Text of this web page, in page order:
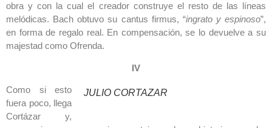
obra y con la cual el creador construye el resto de las líneas
melódicas. Bach obtuvo su cantus firmus, “ingrato y espinoso”,
en forma de regalo real. En compensación, se lo devuelve a su
majestad como Ofrenda.
IV
JULIO CORTAZAR
Como si esto
fuera poco, llega
Cortázar y,